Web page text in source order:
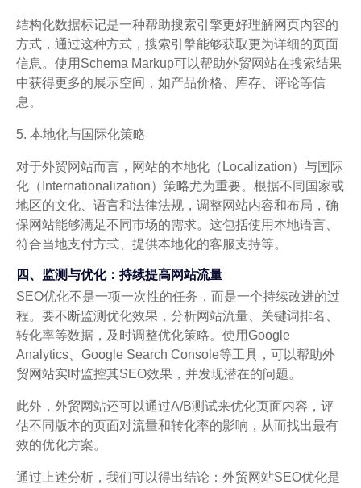
结构化数据标记是一种帮助搜索引擎更好理解网页内容的
方式，通过这种方式，搜索引擎能够获取更为详细的页面
信息。使用Schema Markup可以帮助外贸网站在搜索结果
中获得更多的展示空间，如产品价格、库存、评论等信
息。
5. 本地化与国际化策略
对于外贸网站而言，网站的本地化（Localization）与国际
化（Internationalization）策略尤为重要。根据不同国家或
地区的文化、语言和法律法规，调整网站内容和布局，确
保网站能够满足不同市场的需求。这包括使用本地语言、
符合当地支付方式、提供本地化的客服支持等。
四、监测与优化：持续提高网站流量
SEO优化不是一项一次性的任务，而是一个持续改进的过
程。要不断监测优化效果，分析网站流量、关键词排名、
转化率等数据，及时调整优化策略。使用Google
Analytics、Google Search Console等工具，可以帮助外
贸网站实时监控其SEO效果，并发现潜在的问题。
此外，外贸网站还可以通过A/B测试来优化页面内容，评
估不同版本的页面对流量和转化率的影响，从而找出最有
效的优化方案。
通过上述分析，我们可以得出结论：外贸网站SEO优化是